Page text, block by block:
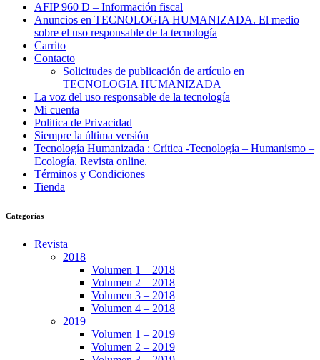
AFIP 960 D – Información fiscal
Anuncios en TECNOLOGIA HUMANIZADA. El medio
sobre el uso responsable de la tecnología
Carrito
Contacto
Solicitudes de publicación de artículo en
TECNOLOGIA HUMANIZADA
La voz del uso responsable de la tecnología
Mi cuenta
Politica de Privacidad
Siempre la última versión
Tecnología Humanizada : Crítica -Tecnología – Humanismo –
Ecología. Revista online.
Términos y Condiciones
Tienda
Categorías
Revista
2018
Volumen 1 – 2018
Volumen 2 – 2018
Volumen 3 – 2018
Volumen 4 – 2018
2019
Volumen 1 – 2019
Volumen 2 – 2019